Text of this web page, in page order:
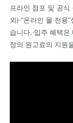
프라인 점포 및 공
외)·”온라인 몰 전용
습니다.·입주 혜택
정의 원고료의 지원